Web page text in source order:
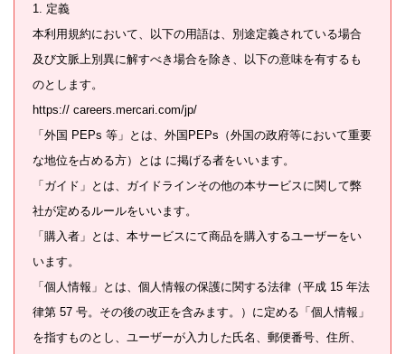
1. 定義
本利用規約において、以下の用語は、別途定義されている場合
及び文脈上別異に解すべき場合を除き、以下の意味を有するも
のとします。
https:// careers.mercari.com/jp/
「外国 PEPs 等」とは、外国PEPs（外国の政府等において重要
な地位を占める方）とは に掲げる者をいいます。
「ガイド」とは、ガイドラインその他の本サービスに関して弊
社が定めるルールをいいます。
「購入者」とは、本サービスにて商品を購入するユーザーをい
います。
「個人情報」とは、個人情報の保護に関する法律（平成 15 年法
律第 57 号。その後の改正を含みます。）に定める「個人情報」
を指すものとし、ユーザーが入力した氏名、郵便番号、住所、